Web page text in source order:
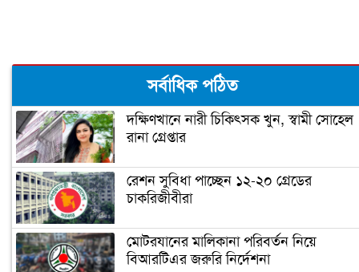
সর্বাধিক পঠিত
দক্ষিণখানে নারী চিকিৎসক খুন, স্বামী সোহেল
রানা গ্রেপ্তার
রেশন সুবিধা পাচ্ছেন ১২-২০ গ্রেডের
চাকরিজীবীরা
মোটরযানের মালিকানা পরিবর্তন নিয়ে
বিআরটিএর জরুরি নির্দেশনা